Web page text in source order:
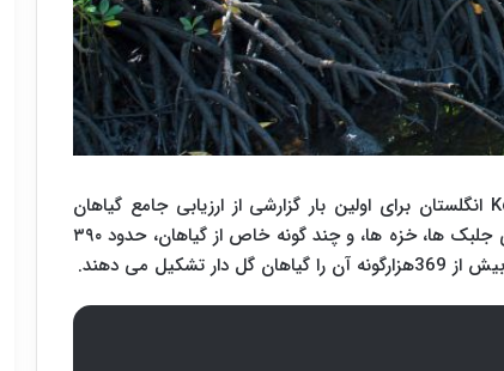
انگلستان برای اولین بار گزارشی از ارزیابی جامع گیاهان
جهان را فراهم کرده اند. این ارزیابی نشان داد که، به استثنای جلبک ها، خزه ها، و چند گونه خاص از گیاهان، حدود ۳۹۰
می دهند.